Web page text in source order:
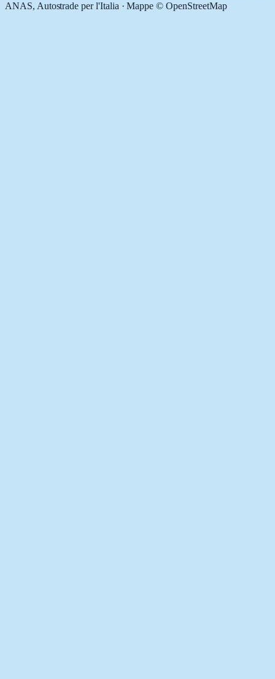
ANAS, Autostrade per l'Italia · Mappe © OpenStreetMap